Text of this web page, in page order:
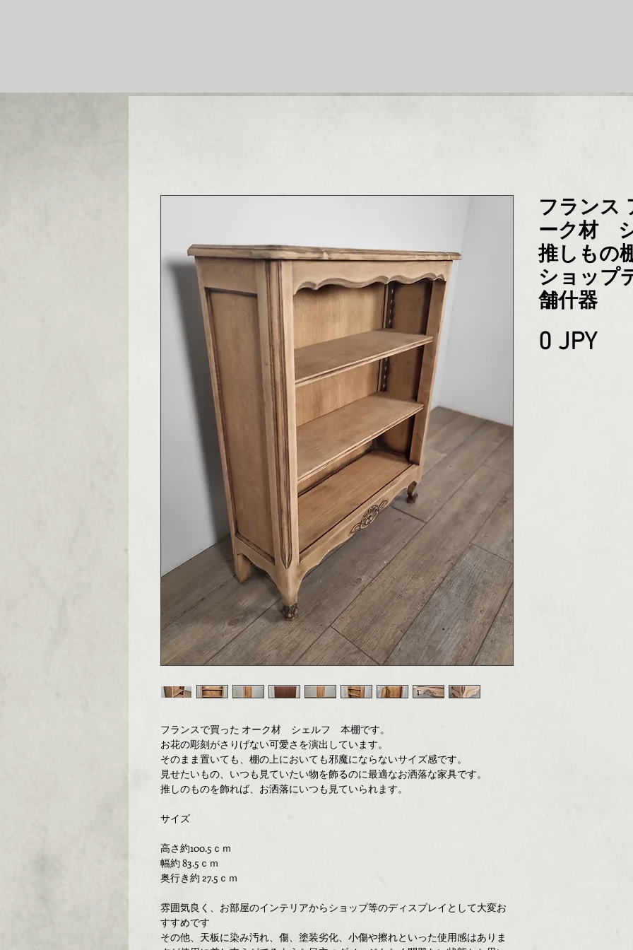
フランスで買った オーク材 シェルフ 本棚です。
お花の彫刻がさりげない可愛さを演出しています。
そのまま置いても、棚の上においても邪魔にならないサイズ感です。
見せたいもの、いつも見ていたい物を飾るのに最適なお洒落な家具です。
推しのものを飾れば、お洒落にいつも見ていられます。
サイズ
高さ約100.5ｃｍ
幅約 83.5ｃｍ
奥行き約 27.5ｃｍ
雰囲気良く、お部屋のインテリアからショップ等のディスプレイとして大変お
すすめです
その他、天板に染み汚れ、傷、塗装劣化、小傷や擦れといった使用感はありま
フランス
ーク材
推しも
ショップ
舗什器
0 JPY